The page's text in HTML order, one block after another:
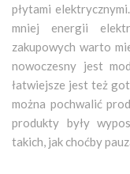
płytami
mniej energii
zakupowych warto
nowoczesny jest
łatwiejsze jest też
można pochwalić
produkty były
takich, jak choćby